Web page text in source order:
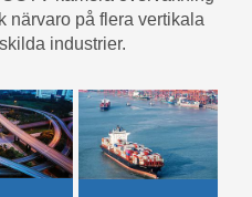
närvaro på flera vertikala
industrier.